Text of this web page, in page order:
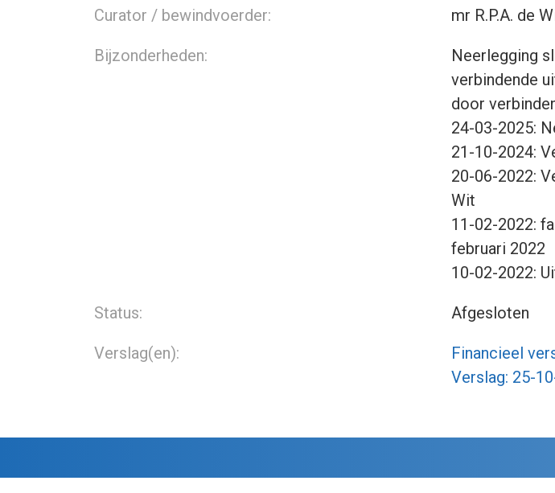
Curator / bewindvoerder: mr R.P.A. de
Bijzonderheden:
Neerlegging
verbindende
door
24-03-2025:
21-10-2024:
20-06-2022:
Wit
11-02-2022:
februari 2022
10-02-2022:
Status: Afgesloten
Verslag(en):
Financieel
Verslag: 25-